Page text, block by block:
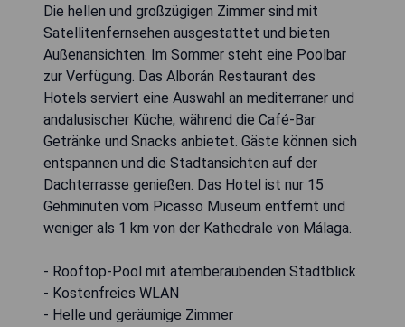
Die hellen und großzügigen Zimmer sind mit
Satellitenfernsehen ausgestattet und bieten
Außenansichten. Im Sommer steht eine Poolbar
zur Verfügung. Das Alborán Restaurant des
Hotels serviert eine Auswahl an mediterraner und
andalusischer Küche, während die Café-Bar
Getränke und Snacks anbietet. Gäste können sich
entspannen und die Stadtansichten auf der
Dachterrasse genießen. Das Hotel ist nur 15
Gehminuten vom Picasso Museum entfernt und
weniger als 1 km von der Kathedrale von Málaga.
- Rooftop-Pool mit atemberaubenden Stadtblick
- Kostenfreies WLAN
- Helle und geräumige Zimmer